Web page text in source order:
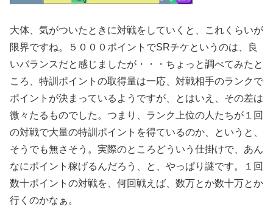
大体、気がついたときに対戦をしていくと、これくらいが
限界ですね。５０００ポイントでSRチケというのは、良
いバランスだと感じましたが・・・ちょっと調べてみたと
ころ、特訓ポイントの取得量は一応、対戦相手のランクで
ポイントが決まっているようですが、とはいえ、その差は
微々たるものでした。つまり、ランク上位の人たちが１回
の対戦で大量の特訓ポイントを得ているのか、というと、
そうでも無さそう。実際のところどういう仕掛けで、あん
なにポイント稼げるんだろう、と、やっぱり謎です。１回
数十ポイントの対戦を、何回戦えば、数万とか数十万とか
行くのかなぁ。